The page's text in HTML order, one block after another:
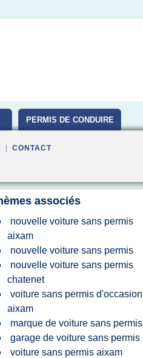
PERMIS DE CONDUIRE
CONTACT
associés
nouvelle voiture sans permis
aixam
nouvelle voiture sans permis
nouvelle voiture sans permis
chatenet
voiture sans permis d'occasion
aixam
marque de voiture sans permis
garage de voiture sans permis
voiture sans permis aixam